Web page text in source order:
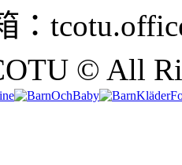
：
© All